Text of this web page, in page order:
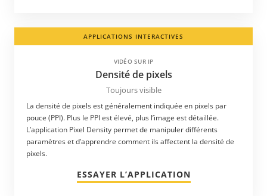
APPLICATIONS INTERACTIVES
VIDÉO SUR IP
Densité de pixels
Toujours visible
La densité de pixels est généralement indiquée en pixels par
pouce (PPI). Plus le PPI est élevé, plus l’image est détaillée.
L’application Pixel Density permet de manipuler différents
paramètres et d’apprendre comment ils affectent la densité de
pixels.
ESSAYER L’APPLICATION